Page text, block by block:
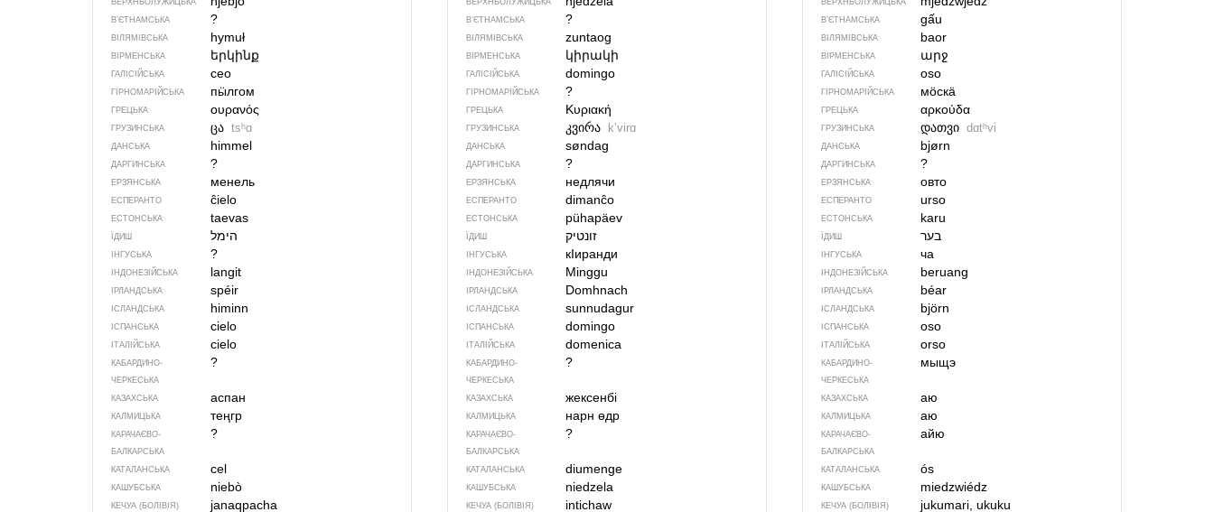
ВЕРХНЬОЛУЖИЦЬКА
В’ЄТНАМСЬКА ?
ВІЛЯМІВСЬКА hymuł
ВІРМЕНСЬКА երկինք
ГАЛІСІЙСЬКА ceo
ГІРНОМАРІЙСЬКА пӹлгом
ГРЕЦЬКА ουρανός
ГРУЗИНСЬКА ცა tsʰɑ
ДАНСЬКА himmel
ДАРГИНСЬКА ?
ЕРЗЯНСЬКА менель
ЕСПЕРАНТО ĉielo
ЕСТОНСЬКА taevas
ЇДИШ הימל
ІНГУСЬКА ?
ІНДОНЕЗІЙСЬКА langit
ІРЛАНДСЬКА spéir
ІСЛАНДСЬКА himinn
ІСПАНСЬКА cielo
ІТАЛІЙСЬКА cielo
КАБАРДИНО-
ЧЕРКЕСЬКА
?
КАЗАХСЬКА аспан
КАЛМИЦЬКА теңгр
КАРАЧАЄВО-
БАЛКАРСЬКА
?
КАТАЛАНСЬКА cel
КАШУБСЬКА niebò
КЕЧУА (БОЛІВІЯ) janaqpacha
ВЕРХНЬОЛУЖИЦЬКА
В’ЄТНАМСЬКА ?
ВІЛЯМІВСЬКА zuntaog
ВІРМЕНСЬКА կիրակի
ГАЛІСІЙСЬКА domingo
ГІРНОМАРІЙСЬКА ?
ГРЕЦЬКА Κυριακή
ГРУЗИНСЬКА კვირა kʼvirɑ
ДАНСЬКА søndag
ДАРГИНСЬКА ?
ЕРЗЯНСЬКА недлячи
ЕСПЕРАНТО dimanĉo
ЕСТОНСЬКА pühapäev
ЇДИШ
ІНГУСЬКА кIиранди
ІНДОНЕЗІЙСЬКА Minggu
ІРЛАНДСЬКА Domhnach
ІСЛАНДСЬКА sunnudagur
ІСПАНСЬКА domingo
ІТАЛІЙСЬКА domenica
КАБАРДИНО-
ЧЕРКЕСЬКА
?
КАЗАХСЬКА жексенбі
КАЛМИЦЬКА нарн өдр
КАРАЧАЄВО-
БАЛКАРСЬКА
?
КАТАЛАНСЬКА diumenge
КАШУБСЬКА niedzela
КЕЧУА (БОЛІВІЯ) intichaw
ВЕРХНЬОЛУЖИЦЬКА
В’ЄТНАМСЬКА gấu
ВІЛЯМІВСЬКА baor
ВІРМЕНСЬКА արջ
ГАЛІСІЙСЬКА oso
ГІРНОМАРІЙСЬКА мӧскӓ
ГРЕЦЬКА αρκούδα
ГРУЗИНСЬКА დათვი dɑtʰvi
ДАНСЬКА bjørn
ДАРГИНСЬКА ?
ЕРЗЯНСЬКА овто
ЕСПЕРАНТО urso
ЕСТОНСЬКА karu
ЇДИШ בער
ІНГУСЬКА ча
ІНДОНЕЗІЙСЬКА beruang
ІРЛАНДСЬКА béar
ІСЛАНДСЬКА björn
ІСПАНСЬКА oso
ІТАЛІЙСЬКА orso
КАБАРДИНО-
ЧЕРКЕСЬКА
мыщэ
КАЗАХСЬКА аю
КАЛМИЦЬКА аю
КАРАЧАЄВО-
БАЛКАРСЬКА
айю
КАТАЛАНСЬКА ós
КАШУБСЬКА miedzwiédz
КЕЧУА (БОЛІВІЯ) jukumari, ukuku